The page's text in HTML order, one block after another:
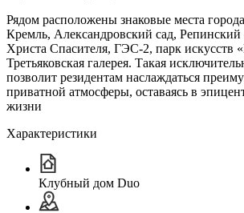
Рядом расположены знаковые места
Кремль, Александровский сад,
Христа Спасителя, ГЭС-2, парк искусств
Третьяковская галерея. Такая
позволит резидентам наслаждаться
приватной атмосферы, оставаясь в
жизни
Характеристики
Клубный дом Duo